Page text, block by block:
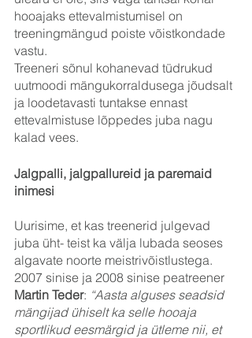
hooajaks ettevalmistumisel on
treeningmängud poiste võistkondade
vastu.
Treeneri sõnul kohanevad tüdrukud
uutmoodi mängukorraldusega jõudsalt
ja loodetavasti tuntakse ennast
ettevalmistuse lõppedes juba nagu
kalad vees.
Jalgpalli, jalgpallureid ja paremaid
inimesi
Uurisime, et kas treenerid julgevad
juba üht- teist ka välja lubada seoses
algavate noorte meistrivõistlustega.
2007 sinise ja 2008 sinise peatreener
Martin Teder: “Aasta alguses seadsid
mängijad ühiselt ka selle hooaja
sportlikud eesmärgid ja ütleme nii, et